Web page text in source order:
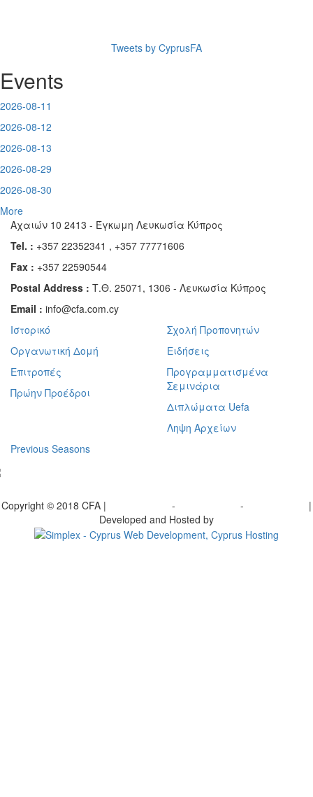
Tweets by CyprusFA
Events
2026-08-11
2026-08-12
2026-08-13
2026-08-29
2026-08-30
More
Αχαιών 10 2413 - Έγκωμη Λευκωσία Κύπρος
Tel. : +357 22352341 , +357 77771606
Fax : +357 22590544
Postal Address : Τ.Θ. 25071, 1306 - Λευκωσία Κύπρος
Email : info@cfa.com.cy
Ιστορικό
Οργανωτική Δομή
Επιτροπές
Πρώην Προέδροι
Σχολή Προπονητών
Ειδήσεις
Προγραμματισμένα
Σεμινάρια
Διπλώματα Uefa
Ληψη Αρχείων
Previous Seasons
Copyright © 2018 CFA | - -
|
Developed and Hosted by